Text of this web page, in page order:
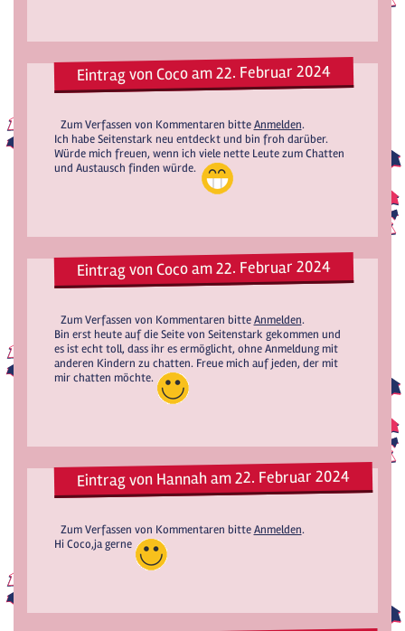
Eintrag von Coco am 22. Februar 2024
Zum Verfassen von Kommentaren bitteAnmelden.
Ich habe Seitenstark neu entdeckt und bin froh darüber.
Würde mich freuen, wenn ich viele nette Leute zum Chatten
und Austausch finden würde.
Eintrag von Coco am 22. Februar 2024
Zum Verfassen von Kommentaren bitteAnmelden.
Bin erst heute auf die Seite von Seitenstark gekommen und
es ist echt toll, dass ihr es ermöglicht, ohne Anmeldung mit
anderen Kindern zu chatten. Freue mich auf jeden, der mit
mir chatten möchte.
Eintrag von Hannah am 22. Februar 2024
Zum Verfassen von Kommentaren bitteAnmelden.
Hi Coco,ja gerne